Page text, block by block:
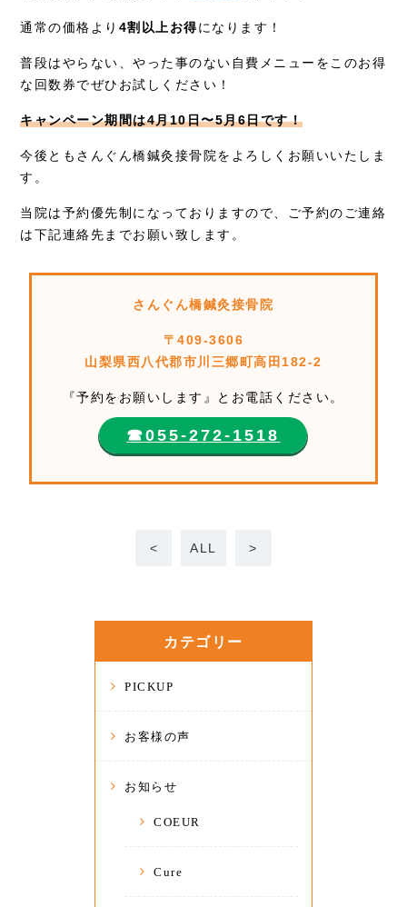
通常の価格より 4割以上お得になります！
普段はやらない、やった事のない自費メニューをこのお得
な回数券でぜひお試しください！
キャンペーン期間は4月10日〜5月6日です！
今後ともさんぐん橋鍼灸接骨院をよろしくお願いいたしま
す。
当院は予約優先制になっておりますので、ご予約のご連絡
は下記連絡先までお願い致します。
さんぐん橋鍼灸接骨院
〒409-3606
山梨県西八代郡市川三郷町高田182-2
『予約をお願いします』とお電話ください。
☎︎055-272-1518
< ALL >
カテゴリー
PICKUP
お客様の声
お知らせ
COEUR
Cure